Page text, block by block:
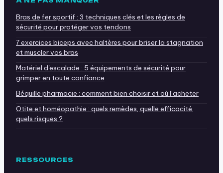
Bras de fer sportif : 3 techniques clés et les règles de
sécurité pour protéger vos tendons
7 exercices biceps avec haltères pour briser la stagnation
et muscler vos bras
Matériel d'escalade : 5 équipements de sécurité pour
grimper en toute confiance
Béquille pharmacie : comment bien choisir et où l’acheter
Otite et homéopathie : quels remèdes, quelle efficacité,
quels risques ?
RESSOURCES